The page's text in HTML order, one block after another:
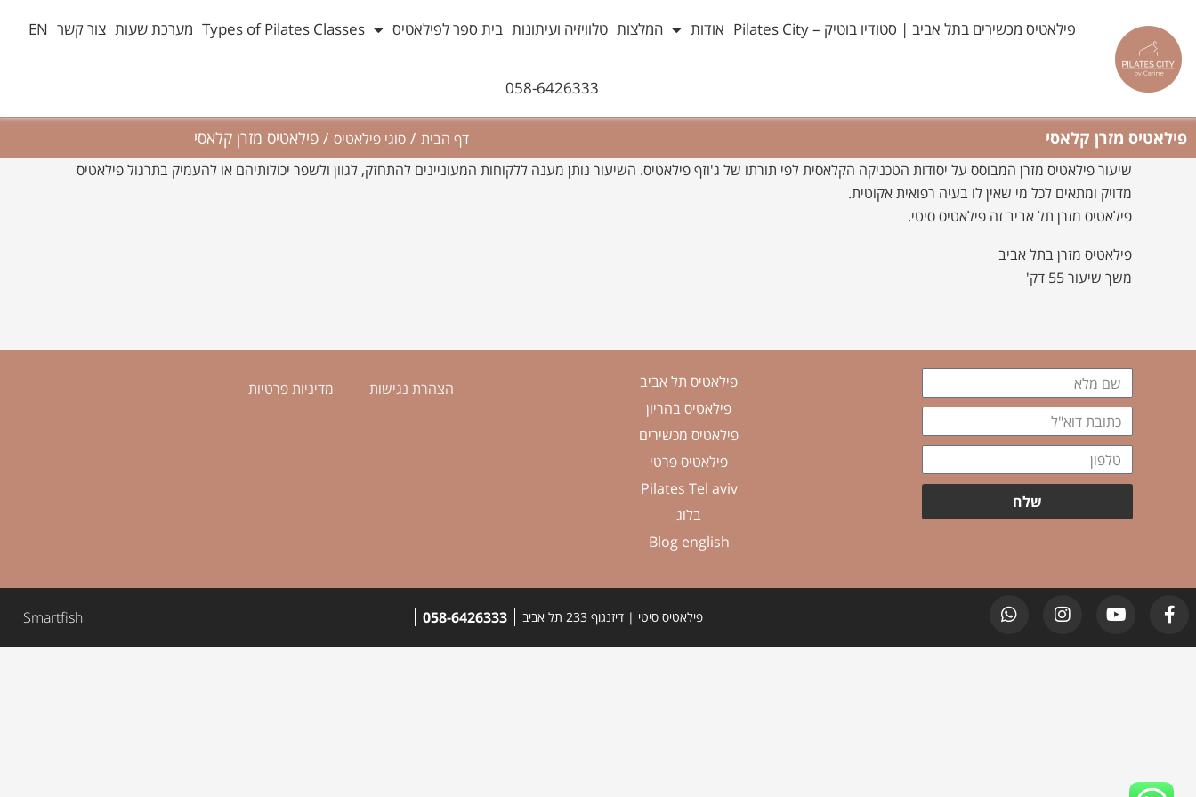
לתוכן
פילאטיס מכשירים בתל אביב | סטודיו בוטיק – Pilates City אודות המלצות טלוויזיה ועיתונות בית ספר לפילאטיס Types of Pilates Classes מערכת שעות צור קשר EN
058-6426333
פילאטיס מזרן קלאסי דף הבית /סוגי פילאטיס /פילאטיס מזרן קלאסי
שיעור פילאטיס מזרן המבוסס על יסודות הטכניקה הקלאסית לפי תורתו של ג'וזף פילאטיס. השיעור נותן מענה ללקוחות המעוניינים להתחזק, לגוון ולשפר יכולותיהם או להעמיק בתרגול פילאטיס
מדויק ומתאים לכל מי שאין לו בעיה רפואית אקוטית.
פילאטיס מזרן תל אביב זה פילאטיס סיטי.
פילאטיס מזרן בתל אביב
משך שיעור 55 דק'
שם
מלא
כתובת
דוא"ל
טלפון
שלח
פילאטיס תל אביב
פילאטיס בהריון
פילאטיס מכשירים
פילאטיס פרטי
Pilates Tel aviv
בלוג
Blog english
הצהרת נגישות מדיניות פרטיות
פילאטיס סיטי | דיזנגוף 233 תל אביב 058-6426333
Smartfish